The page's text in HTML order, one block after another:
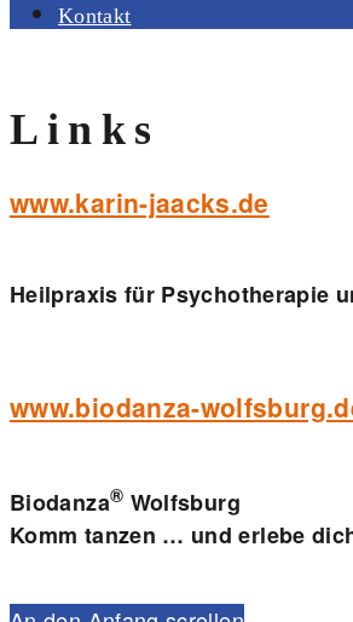
Kontakt
Links
www.karin-jaacks.de
Heilpraxis für Psychotherapie
www.biodanza-
Biodanza® Wolfsburg
Komm tanzen … und erlebe